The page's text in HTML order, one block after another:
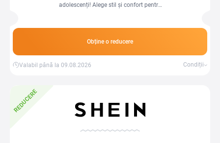
adolescenți! Alege stil și confort pentru
Obține o reducere
Valabil până la 09.08.2026 Condiții
REDUCERE